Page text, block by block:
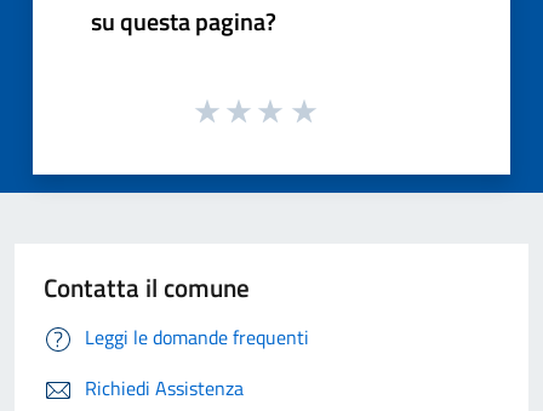
su questa pagina?
Contatta il comune
Leggi le domande frequenti
Richiedi Assistenza